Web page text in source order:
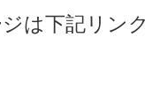
は下記リン